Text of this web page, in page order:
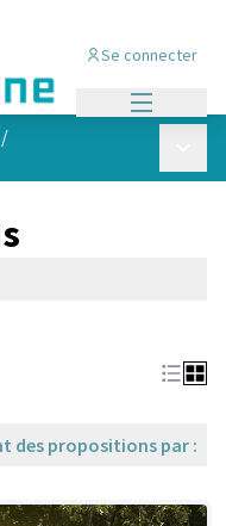
Se connecter
/
des propositions par :